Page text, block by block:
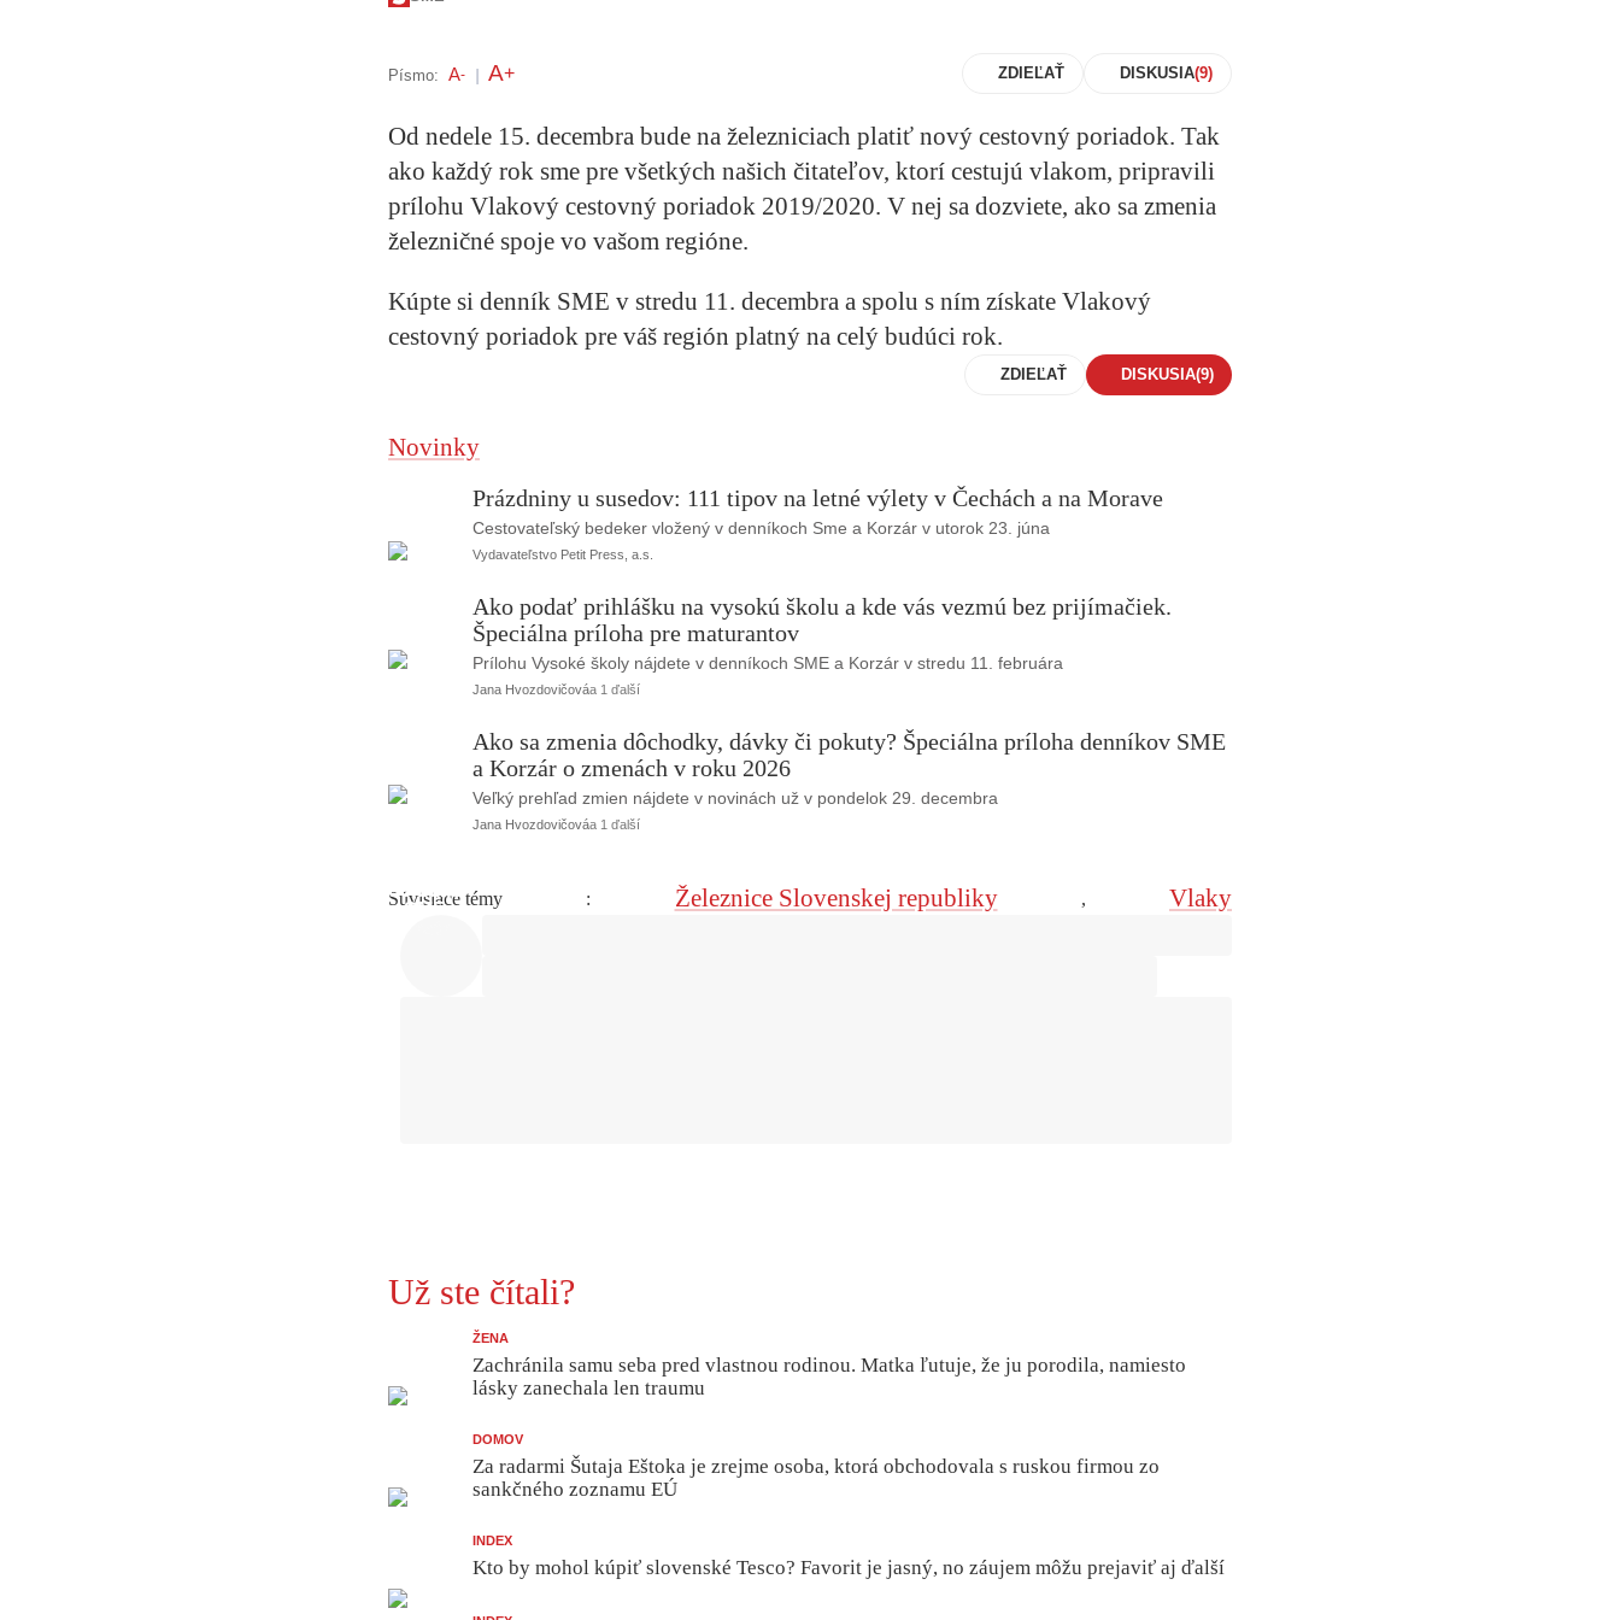
Písmo: A- | A+ ZDIEĽAŤ DISKUSIA
Od nedele 15. decembra bude na železniciach platiť nový cestovný poriadok. Tak
ako každý rok sme pre všetkých našich čitateľov, ktorí cestujú vlakom, pripravili
prílohu Vlakový cestovný poriadok 2019/2020. V nej sa dozviete, ako sa zmenia
železničné spoje vo vašom regióne.
Kúpte si denník SME v stredu 11. decembra a spolu s ním získate Vlakový
cestovný poriadok pre váš región platný na celý budúci rok.
ZDIEĽAŤ DISKUSIA(9)
Novinky
Prázdniny u susedov: 111 tipov na letné výlety v Čechách a na Morave
Cestovateľský bedeker vložený v denníkoch Sme a Korzár v utorok 23. júna
Vydavateľstvo Petit Press, a.s.
Ako podať prihlášku na vysokú školu a kde vás vezmú bez prijímačiek.
Špeciálna príloha pre maturantov
Prílohu Vysoké školy nájdete v denníkoch SME a Korzár v stredu 11. februára
Jana Hvozdovičováa 1 ďalší
Ako sa zmenia dôchodky, dávky či pokuty? Špeciálna príloha denníkov SME
a Korzár o zmenách v roku 2026
Veľký prehľad zmien nájdete v novinách už v pondelok 29. decembra
Jana Hvozdovičováa 1 ďalší
Súvisiace témy : Železnice Slovenskej republiky , Vlaky
Už ste čítali?
ŽENA
Zachránila samu seba pred vlastnou rodinou. Matka ľutuje, že ju porodila, namiesto
lásky zanechala len traumu
DOMOV
Za radarmi Šutaja Eštoka je zrejme osoba, ktorá obchodovala s ruskou firmou zo
sankčného zoznamu EÚ
INDEX
Kto by mohol kúpiť slovenské Tesco? Favorit je jasný, no záujem môžu prejaviť aj ďalší